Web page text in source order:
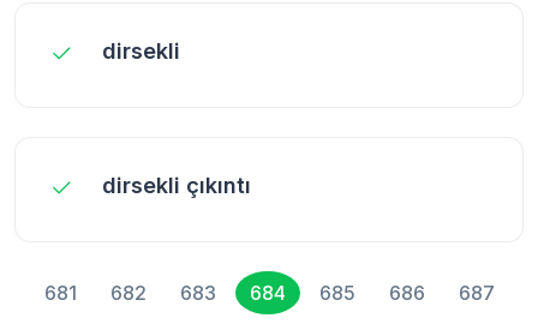
dirsekli
dirsekli çıkıntı
681 682 683 684 685 686 687